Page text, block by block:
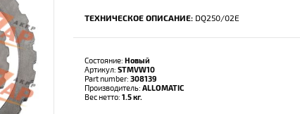
ТЕХНИЧЕСКОЕ ОПИСАНИЕ: DQ250/02E
Состояние: Новый
Артикул: STMVW10
Part number: 308139
Производитель: ALLOMATIC
Вес нетто: 1.5 кг.